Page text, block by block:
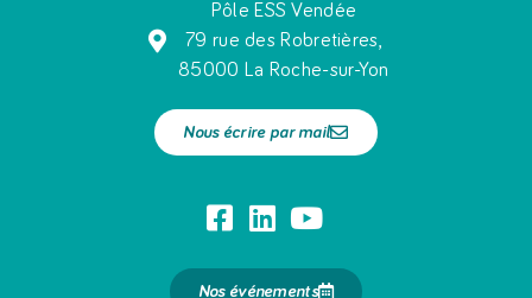
Pôle ESS Vendée
79 rue des Robretières,
85000 La Roche-sur-Yon
Nous écrire par mail
Nos événements